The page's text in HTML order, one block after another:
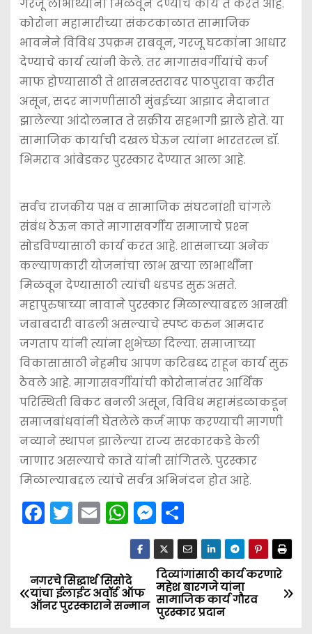
गरजू लाभार्थ्यांना मिळवून देण्याचे कार्य ते करत आहे.
कोरोना महामारीच्या संकटकाळात सामाजिक
भावनेने विविध उपक्रम राबवून, गरजू घटकांना आधार
देण्याचे कार्य त्यांनी केले. तर मागासवर्गीयांचे कर्ज
माफ होण्यासाठी ते शासनस्तरावर पाठपुरावा करीत
असून, सदर मागणीसाठी मुंबईच्या आझाद मैदानात
झालेल्या आंदोलनात ते सक्रीय सहभागी झाले होते. या
सामाजिक कार्याची दखल घेऊन त्यांना भारतरत्न डॉ.
भिमराव आंबेडकर पुरस्कार देण्यात आला आहे.
सर्वच राजकीय पक्ष व सामाजिक संघटनांशी चांगले
संबंध ठेऊन काते मागासवर्गीय समाजाचे प्रश्‍न
सोडविण्यासाठी कार्य करत आहे. शासनाच्या अनेक
कल्याणकारी योजनांचा लाभ खर्‍या लाभार्थींना
मिळवून देण्यासाठी त्यांची धडपड सुरु असते.
महापुरुषाच्या नावाने पुरस्कार मिळाल्याबद्दल आनखी
जबाबदारी वाढली असल्याचे स्पष्ट करुन आमदार
जगताप यांनी त्यांना शुभेच्छा दिल्या. समाजाच्या
विकासासाठी नेहमीच आपण कटिबध्द राहून कार्य सुरु
ठेवले आहे. मागासवर्गीयांची कोरोनानंतर आर्थिक
परिस्थिती बिकट बनली असून, विविध महामंडळाकडून
समाजबांधवांनी घेतलेले कर्ज माफ करण्याची मागणी
नव्याने स्थापन झालेल्या राज्य सरकारकडे केली
जाणार असल्याचे काते यांनी सांगितले. पुरस्कार
मिळाल्याबद्दल त्यांचे सर्वत्र अभिनंदन होत आहे.
F
e
b
T
er
E
l
W
h
a
ts
A
M
e
s
s
e
n
S
h
ar
e
P
o
दिव्यांगांसाठी कार्य करणारे
महेश बारगजे यांना
सामाजिक कार्य गौरव
पुरस्कार प्रदान
नगरचे सिद्धार्थ सिसोदे
यांचा ईलाईट अवॉर्ड ऑफ
ऑनर पुरस्काराने सन्मान